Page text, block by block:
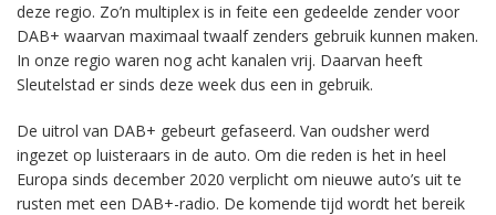
deze regio. Zo’n multiplex is in feite een gedeelde zender voor
DAB+ waarvan maximaal twaalf zenders gebruik kunnen maken.
In onze regio waren nog acht kanalen vrij. Daarvan heeft
Sleutelstad er sinds deze week dus een in gebruik.
De uitrol van DAB+ gebeurt gefaseerd. Van oudsher werd
ingezet op luisteraars in de auto. Om die reden is het in heel
Europa sinds december 2020 verplicht om nieuwe auto’s uit te
rusten met een DAB+-radio. De komende tijd wordt het bereik